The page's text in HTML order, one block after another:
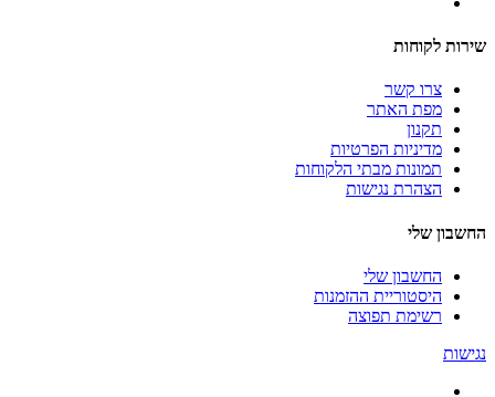
שירות לקוחות
צרו קשר
מפת האתר
תקנון
מדיניות הפרטיות
תמונות מבתי הלקוחות
הצהרת נגישות
החשבון שלי
החשבון שלי
היסטוריית ההזמנות
רשימת תפוצה
נגישות